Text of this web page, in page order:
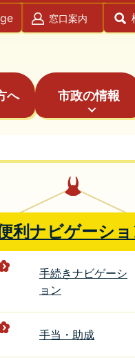
窓口案内
へ 市政の情報
利ナビゲーショ
手続きナビゲーシ
ョン
手当・助成